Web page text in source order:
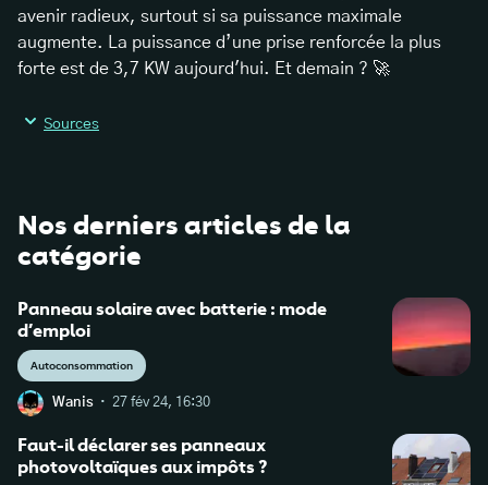
avenir radieux, surtout si sa puissance maximale
augmente. La puissance d’une prise renforcée la plus
forte est de 3,7 KW aujourd'hui. Et demain ? 🚀
Sources
Nos derniers articles de la
catégorie
Panneau solaire avec batterie : mode
d’emploi
Autoconsommation
Wanis · 27 fév 24, 16:30
Faut-il déclarer ses panneaux
photovoltaïques aux impôts ?